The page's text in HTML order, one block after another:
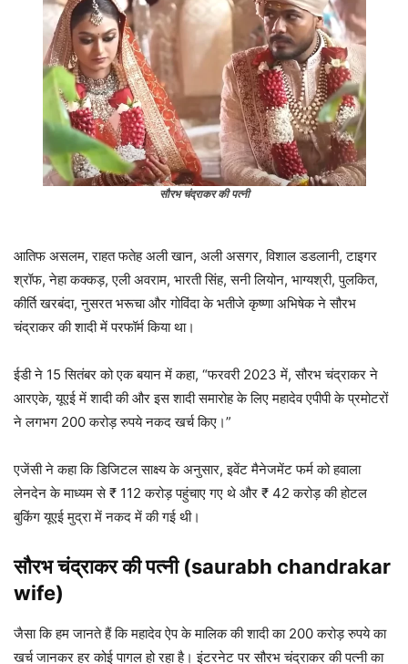
सौरभ चंद्राकर की पत्नी
आतिफ असलम, राहत फतेह अली खान, अली असगर, विशाल डडलानी, टाइगर
श्रॉफ, नेहा कक्कड़, एली अवराम, भारती सिंह, सनी लियोन, भाग्यश्री, पुलकित,
कीर्ति खरबंदा, नुसरत भरूचा और गोविंदा के भतीजे कृष्णा अभिषेक ने सौरभ
चंद्राकर की शादी में परफॉर्म किया था।
ईडी ने 15 सितंबर को एक बयान में कहा, “फरवरी 2023 में, सौरभ चंद्राकर ने
आरएके, यूएई में शादी की और इस शादी समारोह के लिए महादेव एपीपी के प्रमोटरों
ने लगभग 200 करोड़ रुपये नकद खर्च किए।”
एजेंसी ने कहा कि डिजिटल साक्ष्य के अनुसार, इवेंट मैनेजमेंट फर्म को हवाला
लेनदेन के माध्यम से ₹ ​​112 करोड़ पहुंचाए गए थे और ₹ 42 करोड़ की होटल
बुकिंग यूएई मुद्रा में नकद में की गई थी।
सौरभ चंद्राकर की पत्नी (saurabh chandrakar
wife)
जैसा कि हम जानते हैं कि महादेव ऐप के मालिक की शादी का 200 करोड़ रुपये का
खर्च जानकर हर कोई पागल हो रहा है। इंटरनेट पर सौरभ चंद्राकर की पत्नी का